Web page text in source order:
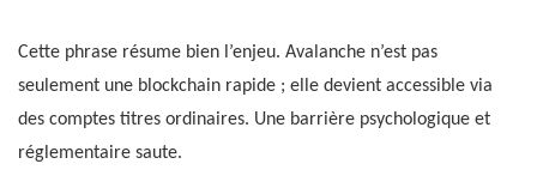
Cette phrase résume bien l’enjeu. Avalanche n’est pas
seulement une blockchain rapide ; elle devient accessible via
des comptes titres ordinaires. Une barrière psychologique et
réglementaire saute.